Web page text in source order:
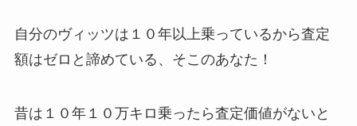
自分のヴィッツは１０年以上乗っているから査定
額はゼロと諦めている、そこのあなた！
昔は１０年１０万キロ乗ったら査定価値がないと